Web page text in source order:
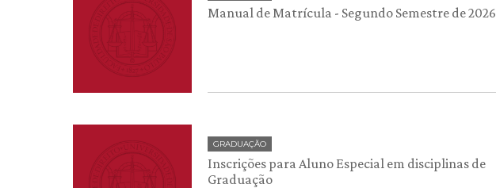
Manual de Matrícula - Segundo Semestre de 2026
GRADUAÇÃO
Inscrições para Aluno Especial em disciplinas de
Graduação